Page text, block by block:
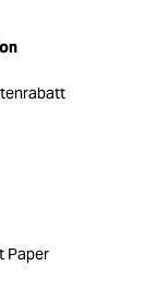
Paper